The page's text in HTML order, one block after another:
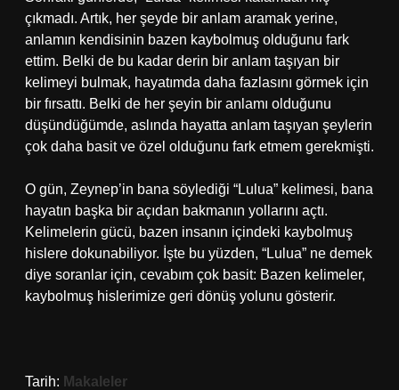
çıkmadı. Artık, her şeyde bir anlam aramak yerine,
anlamın kendisinin bazen kaybolmuş olduğunu fark
ettim. Belki de bu kadar derin bir anlam taşıyan bir
kelimeyi bulmak, hayatımda daha fazlasını görmek için
bir fırsattı. Belki de her şeyin bir anlamı olduğunu
düşündüğümde, aslında hayatta anlam taşıyan şeylerin
çok daha basit ve özel olduğunu fark etmem gerekmişti.
O gün, Zeynep’in bana söylediği “Lulua” kelimesi, bana
hayatın başka bir açıdan bakmanın yollarını açtı.
Kelimelerin gücü, bazen insanın içindeki kaybolmuş
hislere dokunabiliyor. İşte bu yüzden, “Lulua” ne demek
diye soranlar için, cevabım çok basit: Bazen kelimeler,
kaybolmuş hislerimize geri dönüş yolunu gösterir.
Tarih: Makaleler